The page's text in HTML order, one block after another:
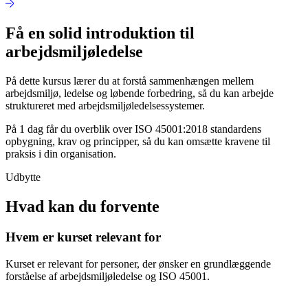
Få en solid introduktion til
arbejdsmiljøledelse
På dette kursus lærer du at forstå sammenhængen mellem
arbejdsmiljø, ledelse og løbende forbedring, så du kan arbejde
struktureret med arbejdsmiljøledelsessystemer.
På 1 dag får du overblik over ISO 45001:2018 standardens
opbygning, krav og principper, så du kan omsætte kravene til
praksis i din organisation.
Udbytte
Hvad kan du forvente
Hvem er kurset relevant for
Kurset er relevant for personer, der ønsker en grundlæggende
forståelse af arbejdsmiljøledelse og ISO 45001.